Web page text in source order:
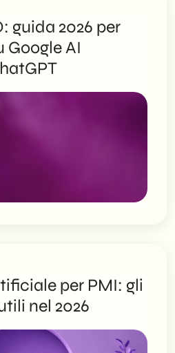
guida 2026 per
Google AI
per PMI: gli
nel 2026